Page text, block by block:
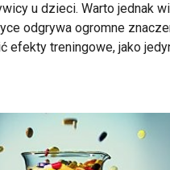
u dzieci. Warto jednak
odgrywa ogromne
efekty treningowe, jako